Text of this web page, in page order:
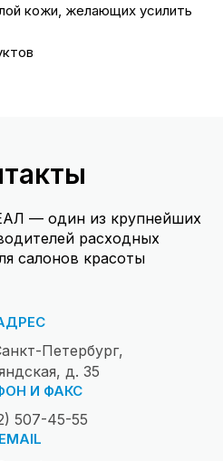
кожи, желающих усилить
— один из крупнейших
расходных
салонов красоты
Петербург,
д. 35
И ФАКС
507-45-55
EMAIL